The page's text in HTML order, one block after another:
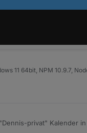
er zwar meldet
11 64bit, NPM 10.9.7,
privat" Kalender